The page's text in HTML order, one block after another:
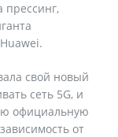
прессинг,
свой новый
сеть 5G, и
официальную
от